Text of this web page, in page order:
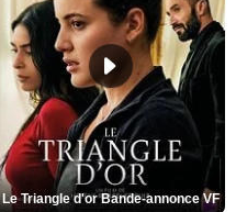
Le Triangle d'or Bande-annonce VF